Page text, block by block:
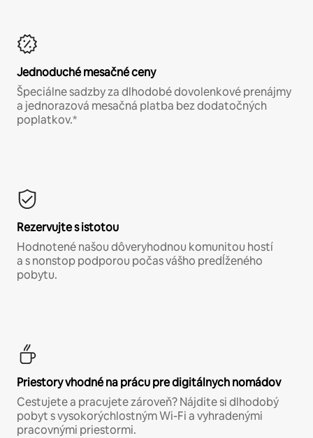
Jednoduché mesačné ceny
Špeciálne sadzby za dlhodobé dovolenkové prenájmy
a jednorazová mesačná platba bez dodatočných
poplatkov.*
Rezervujte s istotou
Hodnotené našou dôveryhodnou komunitou hostí
a s nonstop podporou počas vášho predĺženého
pobytu.
Priestory vhodné na prácu pre digitálnych nomádov
Cestujete a pracujete zároveň? Nájdite si dlhodobý
pobyt s vysokorýchlostným Wi-Fi a vyhradenými
pracovnými priestormi.